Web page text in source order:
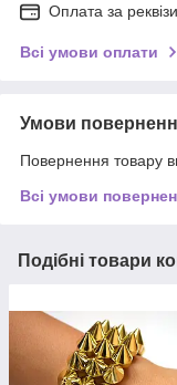
Оплата за
Всі умови оплати
Умови
Повернення товару
Всі умови
Подібні товари